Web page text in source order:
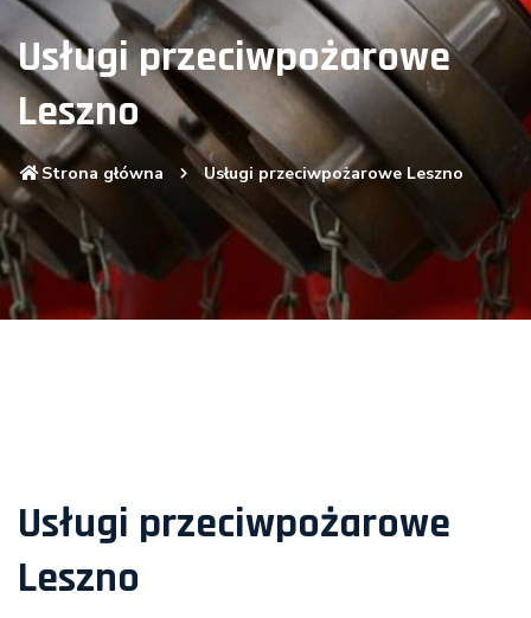
Usługi przeciwpożarowe
Leszno
Strona główna Usługi przeciwpożarowe Leszno
Usługi przeciwpożarowe
Leszno